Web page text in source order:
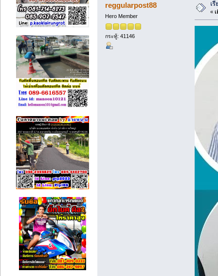
reggularpost88
Hero Member
กระทู้: 41146
เ
«